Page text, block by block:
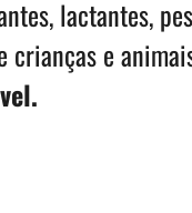
lactantes,
crianças e